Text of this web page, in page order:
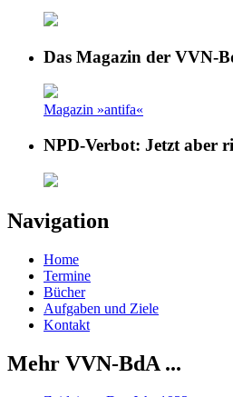
Das Magazin der VVN-
Magazin »antifa«
NPD-Verbot: Jetzt aber
Navigation
Home
Termine
Bücher
Aufgaben und Ziele
Kontakt
Mehr VVN-BdA ...